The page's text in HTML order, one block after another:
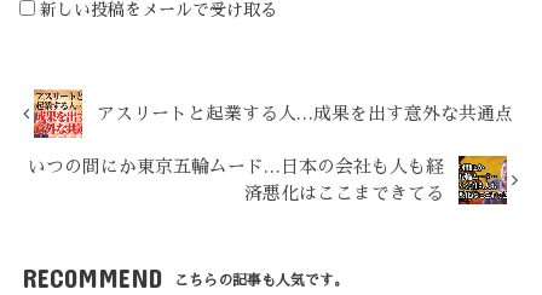
新しい投稿をメールで受け取る
アスリートと起業する人…成果を出す意外な共通点
いつの間にか東京五輪ムード…日本の会社も人も経
済悪化はここまできてる
RECOMMEND こちらの記事も人気です。